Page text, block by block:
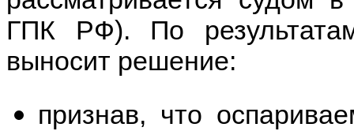
ГПК РФ). По
выносит решение:
признав, что